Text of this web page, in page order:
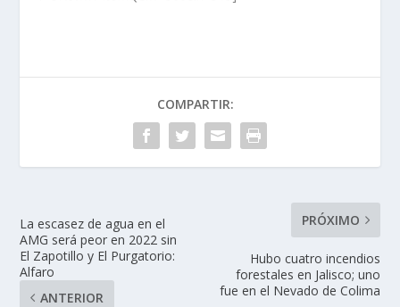
COMPARTIR:
La escasez de agua en el
AMG será peor en 2022 sin
El Zapotillo y El Purgatorio:
Alfaro
ANTERIOR
PRÓXIMO
Hubo cuatro incendios
forestales en Jalisco; uno
fue en el Nevado de Colima